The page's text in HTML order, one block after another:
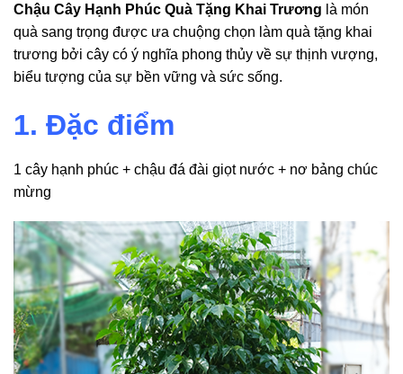
Chậu Cây Hạnh Phúc Quà Tặng Khai Trương là món
quà sang trọng được ưa chuộng chọn làm quà tặng khai
trương bởi cây có ý nghĩa phong thủy về sự thịnh vượng,
biểu tượng của sự bền vững và sức sống.
1. Đặc điểm
1 cây hạnh phúc + chậu đá đài giọt nước + nơ bảng chúc
mừng